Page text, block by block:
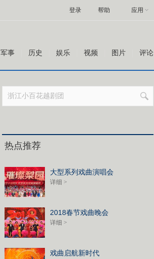
帮助 应用
登录
军事 历史 娱乐 视频 图片 评论
热点推荐
大型系列戏曲演唱会
详细 >
2018春节戏曲晚会
详细 >
戏曲启航新时代